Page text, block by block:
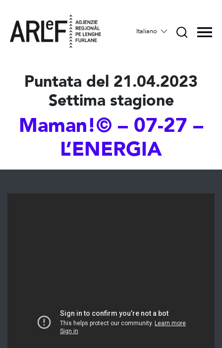
Italiano
Puntata del 21.04.2023
Settima stagione
Maman!© – 07-27 –
L’ENERGIA